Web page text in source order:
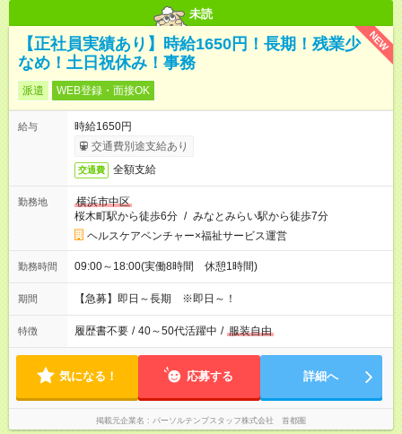
未読
NEW
【正社員実績あり】時給1650円！長期！残業少
なめ！土日祝休み！事務
派遣 WEB登録・面接OK
給与
時給1650円
交通費別途支給あり
交通費 全額支給
勤務地
横浜市中区
桜木町駅から徒歩6分 / みなとみらい駅から徒歩7分
ヘルスケアベンチャー×福祉サービス運営
勤務時間 09:00～18:00(実働8時間 休憩1時間)
期間 【急募】即日～長期 ※即日～！
特徴 履歴書不要 / 40～50代活躍中 / 服装自由
気になる！ 応募する 詳細へ
掲載元企業名 パーソルテンプスタッフ株式会社 首都圏